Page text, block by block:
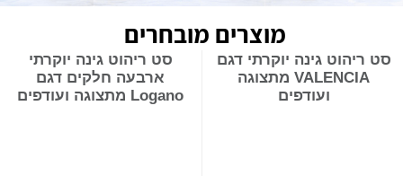
מוצרים מובחרים
סט ריהוט גינה יוקרתי דגם
VALENCIA מתצוגה
ועודפים
סט ריהוט גינה יוקרתי
ארבעה חלקים דגם
Logano מתצוגה ועודפים